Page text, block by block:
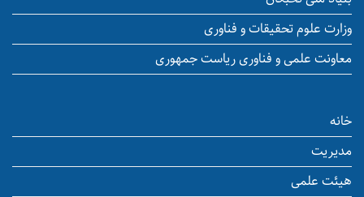
وزارت علوم تحقیقات و فناوری
معاونت علمی و فناوری ریاست جمهوری
خانه
مدیریت
هیئت علمی